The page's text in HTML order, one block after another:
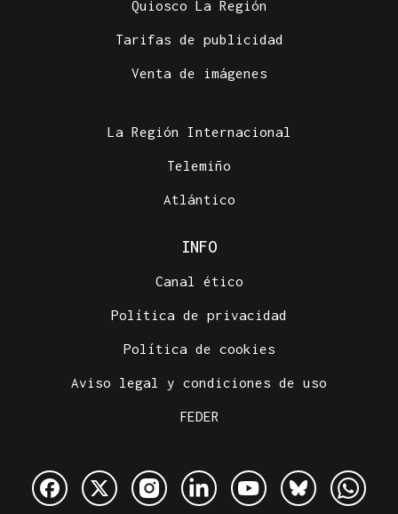
Quiosco La Región
Tarifas de publicidad
Venta de imágenes
La Región Internacional
Telemiño
Atlántico
INFO
Canal ético
Política de privacidad
Política de cookies
Aviso legal y condiciones de uso
FEDER